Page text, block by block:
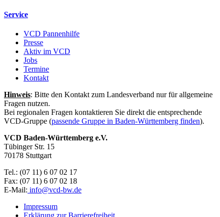
Service
VCD Pannenhilfe
Presse
Aktiv im VCD
Jobs
Termine
Kontakt
Hinweis: Bitte den Kontakt zum Landesverband nur für allgemeine
Fragen nutzen.
Bei regionalen Fragen kontaktieren Sie direkt die entsprechende
VCD-Gruppe (passende Gruppe in Baden-Württemberg finden).
VCD Baden-Württemberg e.V.
Tübinger Str. 15
70178 Stuttgart
Tel.: (07 11) 6 07 02 17
Fax: (07 11) 6 07 02 18
E-Mail: info@vcd-bw.de
Impressum